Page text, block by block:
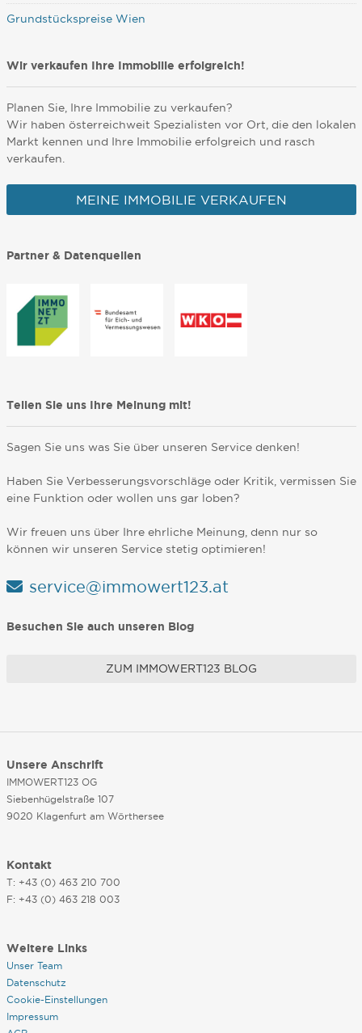
Grundstückspreise Wien
Wir verkaufen Ihre Immobilie erfolgreich!
Planen Sie, Ihre Immobilie zu verkaufen?
Wir haben österreichweit Spezialisten vor Ort, die den lokalen
Markt kennen und Ihre Immobilie erfolgreich und rasch
verkaufen.
MEINE IMMOBILIE VERKAUFEN
Partner & Datenquellen
Teilen Sie uns Ihre Meinung mit!
Sagen Sie uns was Sie über unseren Service denken!
Haben Sie Verbesserungsvorschläge oder Kritik, vermissen Sie
eine Funktion oder wollen uns gar loben?
Wir freuen uns über Ihre ehrliche Meinung, denn nur so
können wir unseren Service stetig optimieren!
service@immowert123.at
Besuchen Sie auch unseren Blog
ZUM IMMOWERT123 BLOG
Unsere Anschrift
IMMOWERT123 OG
Siebenhügelstraße 107
9020 Klagenfurt am Wörthersee
Kontakt
T: +43 (0) 463 210 700
F: +43 (0) 463 218 003
Weitere Links
Unser Team
Datenschutz
Cookie-Einstellungen
Impressum